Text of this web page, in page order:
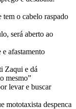
tem o cabelo raspado
será aberto ao
afastamento
Zaqui e dá
mesmo”
levar e buscar
mototaxista despenca